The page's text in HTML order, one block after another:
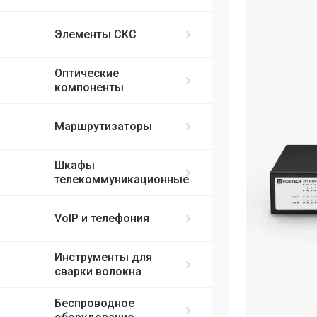
Элементы СКС
Оптические
компоненты
Маршрутизаторы
Шкафы
телекоммуникационные
VoIP и телефония
Инструменты для
сварки волокна
Беспроводное